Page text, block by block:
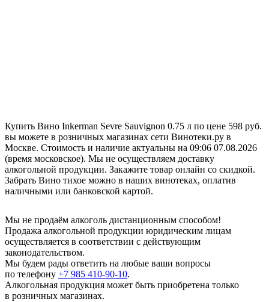
Купить Вино Inkerman Sevre Sauvignon 0.75 л по цене 598 руб.
вы можете в розничных магазинах сети Винотеки.ру в
Москве. Стоимость и наличие актуальны на 09:06 07.08.2026
(время московское). Мы не осуществляем доставку
алкогольной продукции. Закажите товар онлайн со скидкой.
Забрать Вино тихое можно в наших винотеках, оплатив
наличными или банковской картой.
Мы не продаём алкоголь дистанционным способом!
Продажа алкогольной продукции юридическим лицам
осуществляется в соответствии с действующим
законодательством.
Мы будем рады ответить на любые ваши вопросы
по телефону +7 985 410-90-10.
Алкогольная продукция может быть приобретена только
в розничных магазинах.